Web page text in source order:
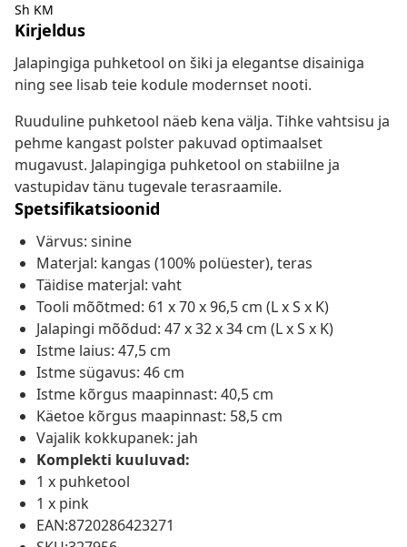
Sh KM
Kirjeldus
Jalapingiga puhketool on šiki ja elegantse disainiga
ning see lisab teie kodule modernset nooti.
Ruuduline puhketool näeb kena välja. Tihke vahtsisu ja
pehme kangast polster pakuvad optimaalset
mugavust. Jalapingiga puhketool on stabiilne ja
vastupidav tänu tugevale terasraamile.
Spetsifikatsioonid
Värvus: sinine
Materjal: kangas (100% polüester), teras
Täidise materjal: vaht
Tooli mõõtmed: 61 x 70 x 96,5 cm (L x S x K)
Jalapingi mõõdud: 47 x 32 x 34 cm (L x S x K)
Istme laius: 47,5 cm
Istme sügavus: 46 cm
Istme kõrgus maapinnast: 40,5 cm
Käetoe kõrgus maapinnast: 58,5 cm
Vajalik kokkupanek: jah
Komplekti kuuluvad:
1 x puhketool
1 x pink
EAN:8720286423271